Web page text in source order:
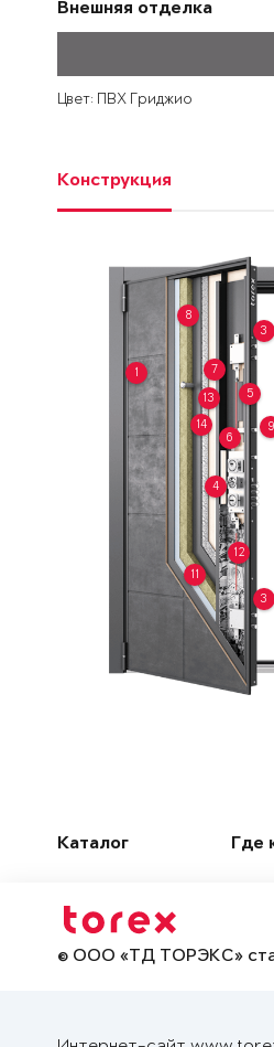
Внешняя отделка
Цвет: ПВХ Гриджио
Конструкция
1
3
3
4
5
6
7
8
9
11
12
13
14
Каталог Где
© ООО «ТД ТОРЭКС»